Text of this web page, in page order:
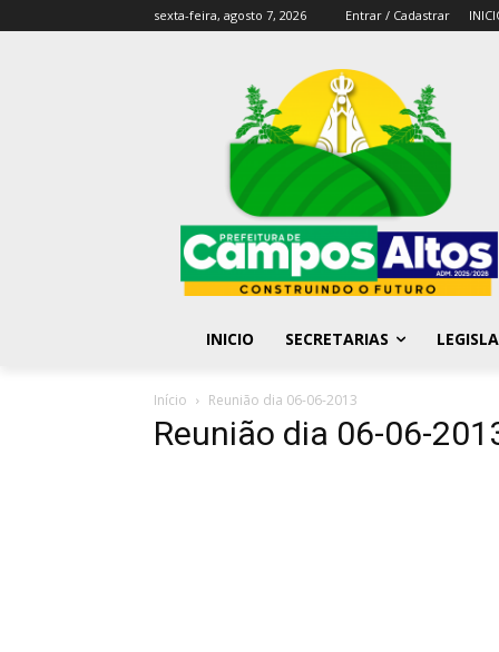
sexta-feira, agosto 7, 2026 Entrar / Cadastrar
INICIO SECRETARIAS
Início Reunião dia 06-06-2013
Reunião dia 06-06-